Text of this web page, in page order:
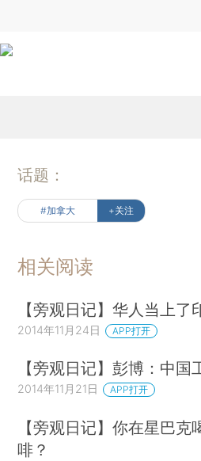
话题：
#加拿大 +关注
相关阅读
【旁观日记】华人当上了
2014年11月24日 APP打开
【旁观日记】彭博：中国
2014年11月21日 APP打开
【旁观日记】你在星巴
啡？